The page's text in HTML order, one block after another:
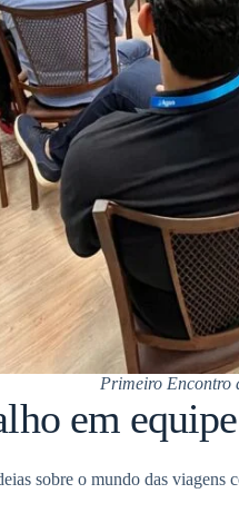
Primeiro Encontro
em equipe
sobre o mundo das